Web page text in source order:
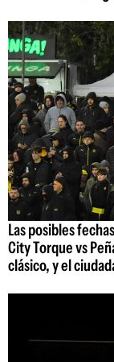
Las posibles
City Torque vs
clásico, y el